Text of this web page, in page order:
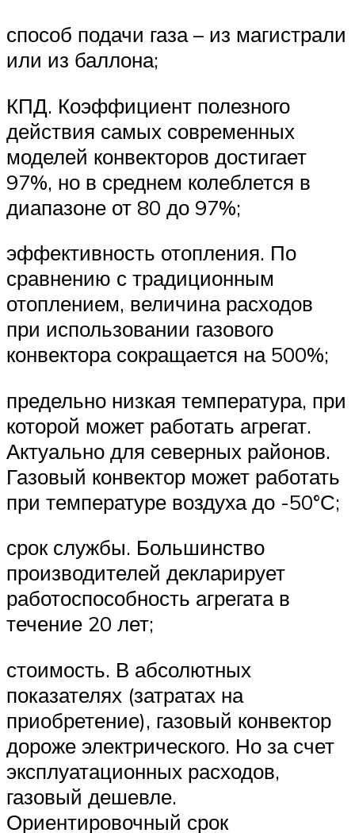
способ подачи газа – из магистрали
или из баллона;
КПД. Коэффициент полезного
действия самых современных
моделей конвекторов достигает
97%, но в среднем колеблется в
диапазоне от 80 до 97%;
эффективность отопления. По
сравнению с традиционным
отоплением, величина расходов
при использовании газового
конвектора сокращается на 500%;
предельно низкая температура, при
которой может работать агрегат.
Актуально для северных районов.
Газовый конвектор может работать
при температуре воздуха до -50°С;
срок службы. Большинство
производителей декларирует
работоспособность агрегата в
течение 20 лет;
стоимость. В абсолютных
показателях (затратах на
приобретение), газовый конвектор
дороже электрического. Но за счет
эксплуатационных расходов,
газовый дешевле.
Ориентировочный срок